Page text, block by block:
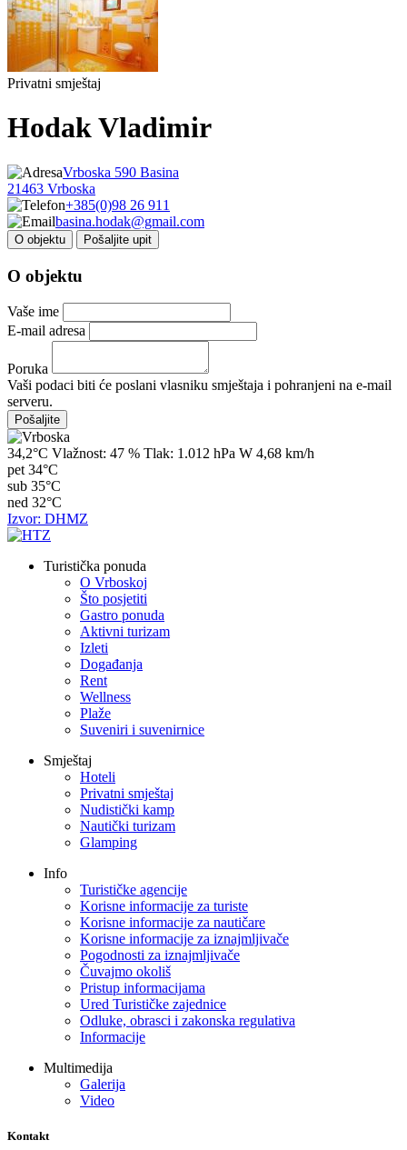
Privatni smještaj
Hodak Vladimir
Vrboska 590 Basina
21463 Vrboska
+385(0)98 26 911
basina.hodak@gmail.com
O objektu Pošaljite upit
O objektu
Vaše ime
E-mail adresa
Poruka
Vaši podaci biti će poslani vlasniku smještaja i pohranjeni na e-mail
serveru.
34,2°C Vlažnost: 47 % Tlak: 1.012 hPa W 4,68 km/h
pet 34°C
sub 35°C
ned 32°C
Izvor: DHMZ
Turistička ponuda
O Vrboskoj
Što posjetiti
Gastro ponuda
Aktivni turizam
Izleti
Događanja
Rent
Wellness
Plaže
Suveniri i suvenirnice
Smještaj
Hoteli
Privatni smještaj
Nudistički kamp
Nautički turizam
Glamping
Info
Turističke agencije
Korisne informacije za turiste
Korisne informacije za nautičare
Korisne informacije za iznajmljivače
Pogodnosti za iznajmljivače
Čuvajmo okoliš
Pristup informacijama
Ured Turističke zajednice
Odluke, obrasci i zakonska regulativa
Informacije
Multimedija
Galerija
Video
Kontakt